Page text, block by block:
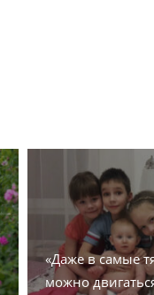
«Даже в самые
можно